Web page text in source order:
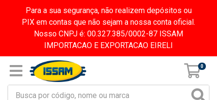
Para a sua segurança, não realizem depósitos ou
PIX em contas que não sejam a nossa conta oficial.
Nosso CNPJ é: 00.327.385/0002-87 ISSAM
IMPORTACAO E EXPORTACAO EIRELI
0